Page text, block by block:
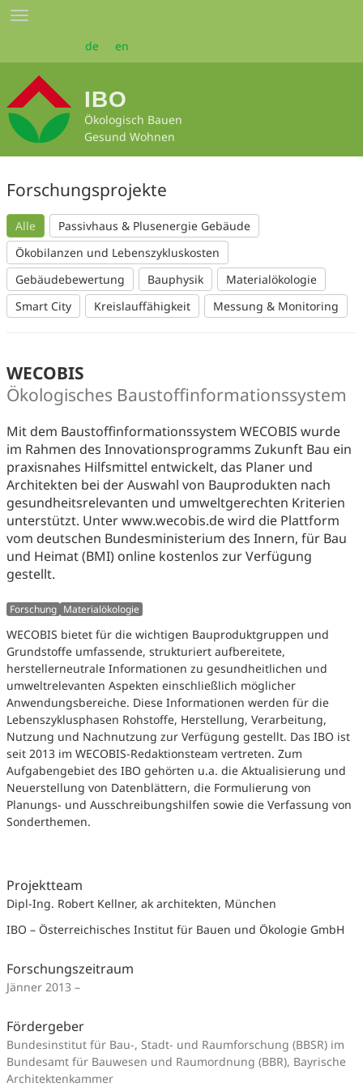
Zum
Seiteninhalt
Toggle
de en
IBO
Ökologisch Bauen
Gesund Wohnen
Forschungsprojekte
Alle
Passivhaus & Plusenergie Gebäude
Ökobilanzen und Lebenszykluskosten
Gebäudebewertung
Bauphysik
Materialökologie
Smart City
Kreislauffähigkeit Messung & Monitoring
WECOBIS
Ökologisches Baustoffinformationssystem
Mit dem Baustoffinformationssystem WECOBIS wurde
im Rahmen des Innovationsprogramms Zukunft Bau ein
praxisnahes Hilfsmittel entwickelt, das Planer und
Architekten bei der Auswahl von Bauprodukten nach
gesundheitsrelevanten und umweltgerechten Kriterien
unterstützt. Unter www.wecobis.de wird die Plattform
vom deutschen Bundesministerium des Innern, für Bau
und Heimat (BMI) online kostenlos zur Verfügung
gestellt.
Forschung Materialökologie
WECOBIS bietet für die wichtigen Bauproduktgruppen und
Grundstoffe umfassende, strukturiert aufbereitete,
herstellerneutrale Informationen zu gesundheitlichen und
umweltrelevanten Aspekten einschließlich möglicher
Anwendungsbereiche. Diese Informationen werden für die
Lebenszyklusphasen Rohstoffe, Herstellung, Verarbeitung,
Nutzung und Nachnutzung zur Verfügung gestellt. Das IBO ist
seit 2013 im WECOBIS-Redaktionsteam vertreten. Zum
Aufgabengebiet des IBO gehörten u.a. die Aktualisierung und
Neuerstellung von Datenblättern, die Formulierung von
Planungs- und Ausschreibungshilfen sowie die Verfassung von
Sonderthemen.
Projektteam
Dipl-Ing. Robert Kellner, ak architekten, München
IBO – Österreichisches Institut für Bauen und Ökologie GmbH
Forschungszeitraum
Jänner 2013 –
Fördergeber
Bundesinstitut für Bau-, Stadt- und Raumforschung (BBSR) im
Bundesamt für Bauwesen und Raumordnung (BBR), Bayrische
Architektenkammer